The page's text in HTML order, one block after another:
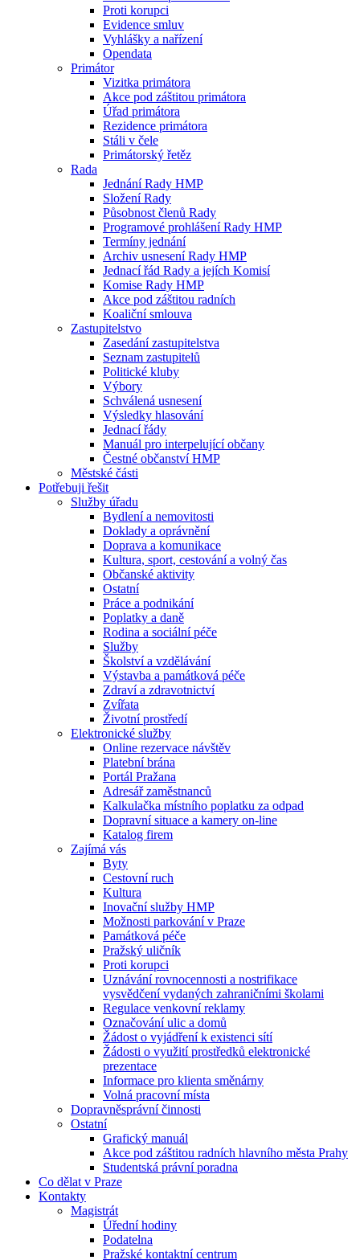
Proti korupci
Evidence smluv
Vyhlášky a nařízení
Opendata
Primátor
Vizitka primátora
Akce pod záštitou primátora
Úřad primátora
Rezidence primátora
Stáli v čele
Primátorský řetěz
Rada
Jednání Rady HMP
Složení Rady
Působnost členů Rady
Programové prohlášení Rady HMP
Termíny jednání
Archiv usnesení Rady HMP
Jednací řád Rady a jejích Komisí
Komise Rady HMP
Akce pod záštitou radních
Koaliční smlouva
Zastupitelstvo
Zasedání zastupitelstva
Seznam zastupitelů
Politické kluby
Výbory
Schválená usnesení
Výsledky hlasování
Jednací řády
Manuál pro interpelující občany
Čestné občanství HMP
Městské části
Potřebuji řešit
Služby úřadu
Bydlení a nemovitosti
Doklady a oprávnění
Doprava a komunikace
Kultura, sport, cestování a volný čas
Občanské aktivity
Ostatní
Práce a podnikání
Poplatky a daně
Rodina a sociální péče
Služby
Školství a vzdělávání
Výstavba a památková péče
Zdraví a zdravotnictví
Zvířata
Životní prostředí
Elektronické služby
Online rezervace návštěv
Platební brána
Portál Pražana
Adresář zaměstnanců
Kalkulačka místního poplatku za odpad
Dopravní situace a kamery on-line
Katalog firem
Zajímá vás
Byty
Cestovní ruch
Kultura
Inovační služby HMP
Možnosti parkování v Praze
Památková péče
Pražský uličník
Proti korupci
Uznávání rovnocennosti a nostrifikace
vysvědčení vydaných zahraničními školami
Regulace venkovní reklamy
Označování ulic a domů
Žádost o vyjádření k existenci sítí
Žádosti o využití prostředků elektronické
prezentace
Informace pro klienta směnárny
Volná pracovní místa
Dopravněsprávní činnosti
Ostatní
Grafický manuál
Akce pod záštitou radních hlavního města Prahy
Studentská právní poradna
Co dělat v Praze
Kontakty
Magistrát
Úřední hodiny
Podatelna
Pražské kontaktní centrum